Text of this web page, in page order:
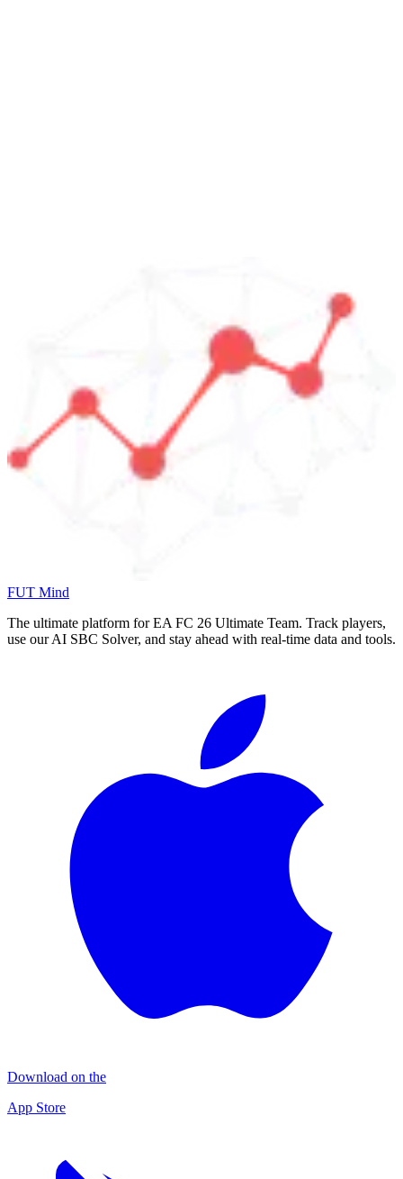
FUT Mind
The ultimate platform for EA FC 26 Ultimate Team. Track players,
use our AI SBC Solver, and stay ahead with real-time data and tools.
Download on the
App Store